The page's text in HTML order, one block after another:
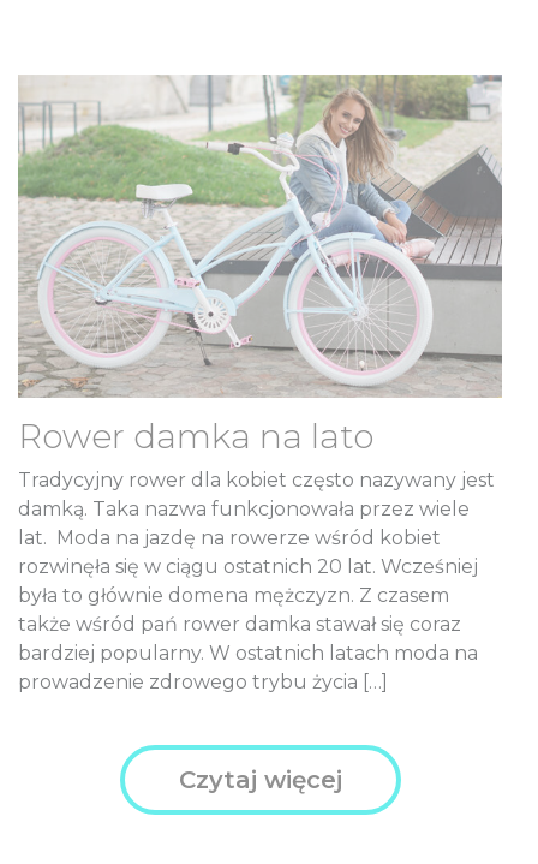
Rower damka na lato
Tradycyjny rower dla kobiet często nazywany jest
damką. Taka nazwa funkcjonowała przez wiele
lat. Moda na jazdę na rowerze wśród kobiet
rozwinęła się w ciągu ostatnich 20 lat. Wcześniej
była to głównie domena mężczyzn. Z czasem
także wśród pań rower damka stawał się coraz
bardziej popularny. W ostatnich latach moda na
prowadzenie zdrowego trybu życia […]
Czytaj więcej